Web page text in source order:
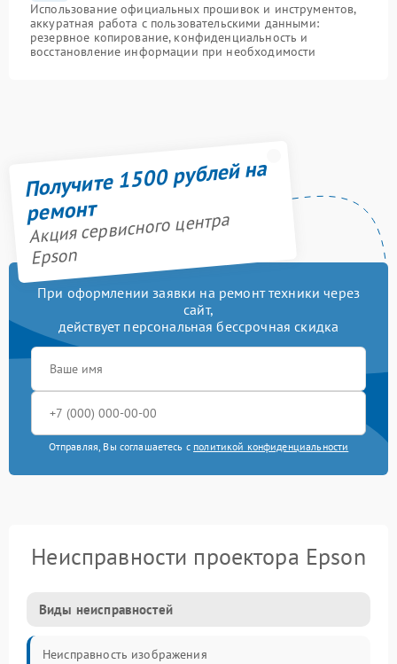
Использование официальных прошивок и инструментов,
аккуратная работа с пользовательскими данными:
резервное копирование, конфиденциальность и
восстановление информации при необходимости
Получите 1500 рублей на
ремонт
Акция сервисного центра
Epson
При оформлении заявки на ремонт техники через
сайт,
действует персональная бессрочная скидка
Отправляя, Вы соглашаетесь с политикой конфиденциальности
Неисправности проектора Epson
Виды неисправностей
Неисправность изображения